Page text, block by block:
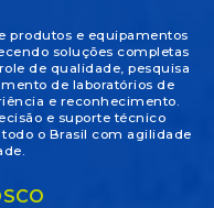
produtos e equipamentos
soluções completas
de qualidade, pesquisa
de laboratórios de
e reconhecimento.
e suporte técnico
o Brasil com agilidade